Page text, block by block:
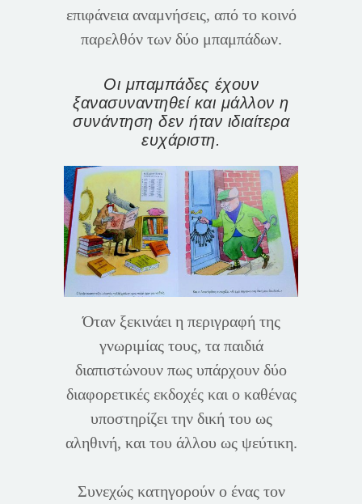
επιφάνεια αναμνήσεις, από το κοινό
παρελθόν των δύο μπαμπάδων.
Οι μπαμπάδες έχουν
ξανασυναντηθεί και μάλλον η
συνάντηση δεν ήταν ιδιαίτερα
ευχάριστη.
Όταν ξεκινάει η περιγραφή της
γνωριμίας τους, τα παιδιά
διαπιστώνουν πως υπάρχουν δύο
διαφορετικές εκδοχές και ο καθένας
υποστηρίζει την δική του ως
αληθινή, και του άλλου ως ψεύτικη.
Συνεχώς κατηγορούν ο ένας τον